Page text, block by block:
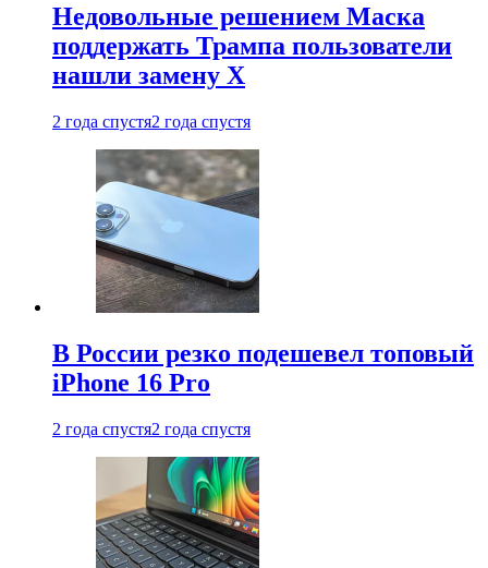
Недовольные решением Маска
поддержать Трампа пользователи
нашли замену X
2 года спустя2 года спустя
В России резко подешевел топовый
iPhone 16 Pro
2 года спустя2 года спустя